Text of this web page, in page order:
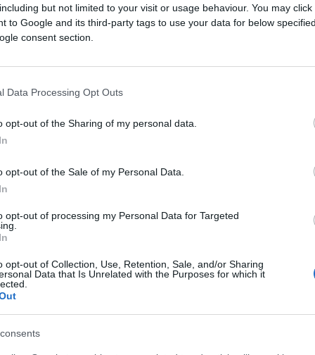
but not limited to your visit or usage behaviour. You may
to Google and its third-party tags to use your data for below
consent section.
Data Processing Opt Outs
opt-out of the Sharing of my personal data.
opt-out of the Sale of my Personal Data.
opt-out of processing my Personal Data for Targeted
opt-out of Collection, Use, Retention, Sale, and/or Sharing
Data that Is Unrelated with the Purposes for which it
boato. E ho detto: ti prego, ti prego…».
di scendere il Gigante con il primo tempo
la consapevolezza di avere già fatto
aggressiva. Poi il numero uno
che follia!».
della Sera
del Mondo e una carriera costruita
il suo status di atleta. Cambiano il
più difficile.
rilassata». Si rimprovera da sola:
dritta. Nella seconda, invece, la
tutto». Non voleva scendere,
questo: farsi violenza, entrare in
paura di morire» e lasciare andare la